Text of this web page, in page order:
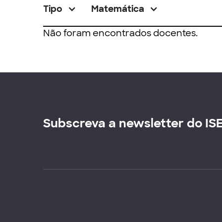
Tipo Matemática
Não foram encontrados docentes.
Subscreva a newsletter do